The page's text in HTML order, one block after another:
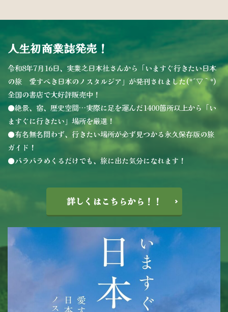
人生初商業誌発売！
令和8年7月16日、実業之日本社さんから「いますぐ行きたい日本
の旅 愛すべき日本のノスタルジア」が発刊されました(*´▽｀*)
全国の書店で大好評販売中！
●絶景、宿、歴史空間…実際に足を運んだ1400箇所以上から「い
ますぐに行きたい」場所を厳選！
●有名無名問わず、行きたい場所が必ず見つかる永久保存版の旅
ガイド！
●パラパラめくるだけでも、旅に出た気分になれます！
詳しくはこちらから！！